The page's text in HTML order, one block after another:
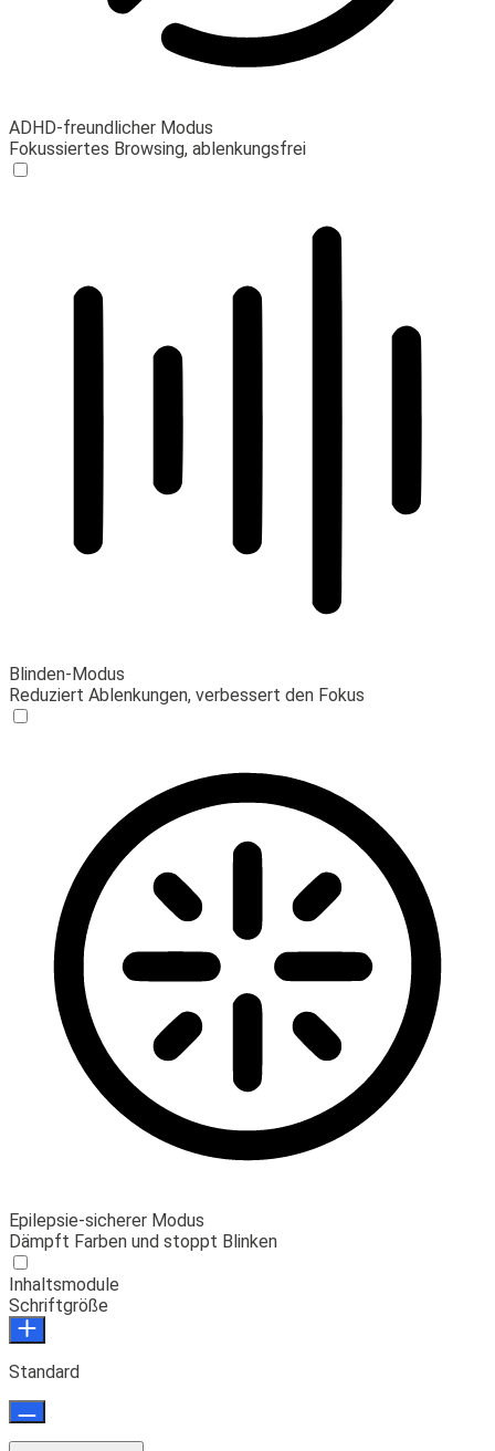
ADHD-freundlicher Modus
Fokussiertes Browsing, ablenkungsfrei
Blinden-Modus
Reduziert Ablenkungen, verbessert den Fokus
Epilepsie-sicherer Modus
Dämpft Farben und stoppt Blinken
Inhaltsmodule
Schriftgröße
Standard